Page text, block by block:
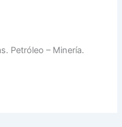
Petróleo – Minería.